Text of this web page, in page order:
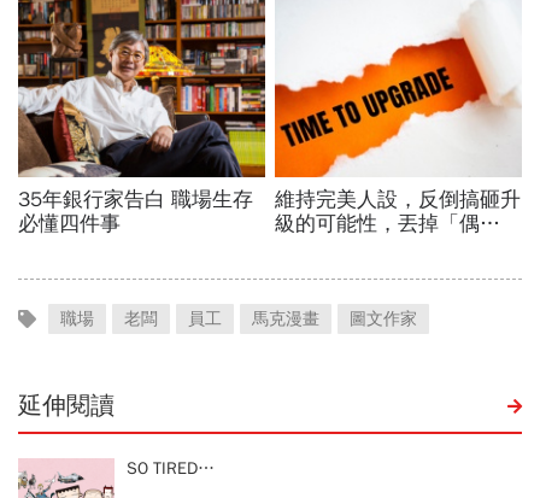
職場 老闆 員工 馬克漫畫 圖文作家
延伸閱讀
SO TIRED…